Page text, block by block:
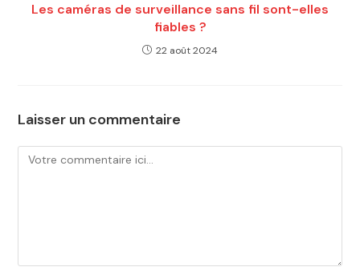
Les caméras de surveillance sans fil sont-elles
fiables ?
22 août 2024
Laisser un commentaire